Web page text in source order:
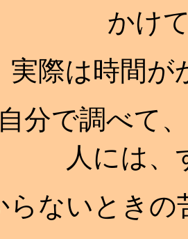
かけ
実際は時間が
分で調べて
人には、
らないときの